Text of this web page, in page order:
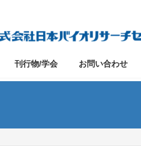
刊行物/学会 お問い合わせ